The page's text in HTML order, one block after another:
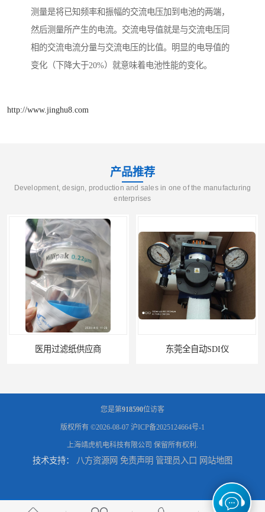
测量是将已知频率和振幅的交流电压加到电池的两端，
然后测量所产生的电流。交流电导值就是与交流电压同
相的交流电流分量与交流电压的比值。明显的电导值的
变化（下降大于20%）就意味着电池性能的变化。
http://www.jinghu8.com
产品推荐
Development, design, production and sales in one of the manufacturing
enterprises
医用过滤纸供应商 东莞全自动SDI仪
石家庄污染指数SDI仪 智能二氧化硫污染指数测定仪规格
您是第918590位访客
版权所有 ©2026-08-07 沪ICP备2025124664号-1
上海靖虎机电科技有限公司 保留所有权利.
技术支持： 八方资源网 免责声明 管理员入口 网站地图